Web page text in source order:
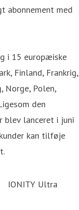
abonnement med
i 15 europæiske
Finland, Frankrig,
Norge, Polen,
den
blev lanceret i juni
kan tilføje
IONITY Ultra